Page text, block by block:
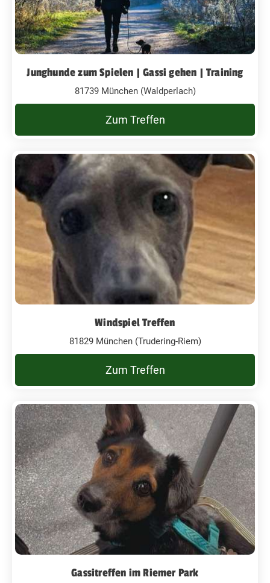
Junghunde zum Spielen | Gassi gehen | Training
81739 München (Waldperlach)
Zum Treffen
Windspiel Treffen
81829 München (Trudering-Riem)
Zum Treffen
Gassitreffen im Riemer Park